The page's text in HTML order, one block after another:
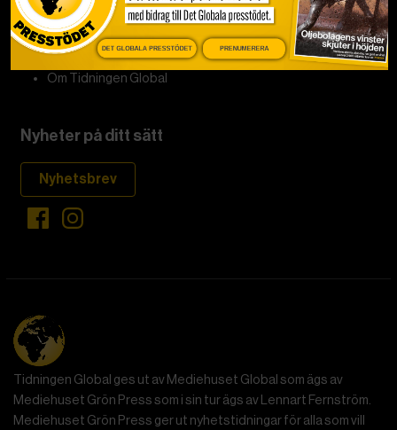
Kundservice och support
Mina sidor
Om Tidningen Global
Nyheter på ditt sätt
Nyhetsbrev
Tidningen Global ges ut av Mediehuset Global som ägs av
Mediehuset Grön Press som i sin tur ägs av Lennart Fernström.
Mediehuset Grön Press ger ut nyhetstidningar för alla som vill
DET GLOBALA PRESSTÖDET PRENUMERERA